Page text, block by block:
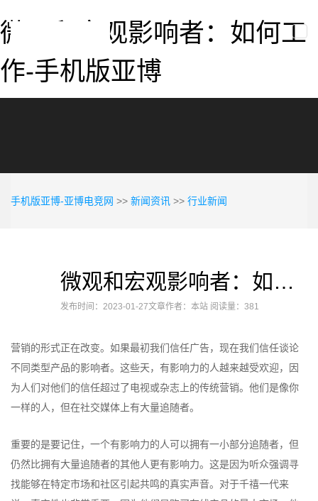
微观和宏观影响者：如何工
作-手机版亚博
手机版亚博-亚博电竞网 >> 新闻资讯 >> 行业新闻
微观和宏观影响者：如何工作
发布时间：2023-01-27文章作者：本站 阅读量：381
营销的形式正在改变。如果最初我们信任广告，现在我们信任谈论
不同类型产品的影响者。这些天，有影响力的人越来越受欢迎，因
为人们对他们的信任超过了电视或杂志上的传统营销。他们是像你
一样的人，但在社交媒体上有大量追随者。
重要的是要记住，一个有影响力的人可以拥有一小部分追随者，但
仍然比拥有大量追随者的其他人更有影响力。这是因为听众强调寻
找能够在特定市场和社区引起共鸣的真实声音。对于千禧一代来